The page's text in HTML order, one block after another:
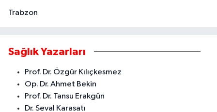
Trabzon
Sağlık Yazarları
Prof. Dr. Özgür Kılıçkesmez
Op. Dr. Ahmet Bekin
Prof. Dr. Tansu Erakgün
Dr. Seval Karasatı